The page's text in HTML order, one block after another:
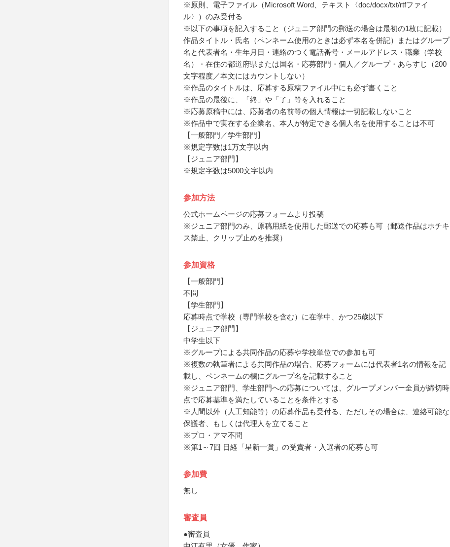
※原則、電子ファイル（Microsoft Word、テキスト〈doc/docx/txt/rtfファイ
ル〉）のみ受付る
※以下の事項を記入すること（ジュニア部門の郵送の場合は最初の1枚に記載）
作品タイトル・氏名（ペンネーム使用のときは必ず本名を併記）またはグループ
名と代表者名・生年月日・連絡のつく電話番号・メールアドレス・職業（学校
名）・在住の都道府県または国名・応募部門・個人／グループ・あらすじ（200
文字程度／本文にはカウントしない）
※作品のタイトルは、応募する原稿ファイル中にも必ず書くこと
※作品の最後に、「終」や「了」等を入れること
※応募原稿中には、応募者の名前等の個人情報は一切記載しないこと
※作品中で実在する企業名、本人が特定できる個人名を使用することは不可
【一般部門／学生部門】
※規定字数は1万文字以内
【ジュニア部門】
※規定字数は5000文字以内
参加方法
公式ホームページの応募フォームより投稿
※ジュニア部門のみ、原稿用紙を使用した郵送での応募も可（郵送作品はホチキ
ス禁止、クリップ止めを推奨）
参加資格
【一般部門】
不問
【学生部門】
応募時点で学校（専門学校を含む）に在学中、かつ25歳以下
【ジュニア部門】
中学生以下
※グループによる共同作品の応募や学校単位での参加も可
※複数の執筆者による共同作品の場合、応募フォームには代表者1名の情報を記
載し、ペンネームの欄にグループ名を記載すること
※ジュニア部門、学生部門への応募については、グループメンバー全員が締切時
点で応募基準を満たしていることを条件とする
※人間以外（人工知能等）の応募作品も受付る、ただしその場合は、連絡可能な
保護者、もしくは代理人を立てること
※プロ・アマ不問
※第1～7回 日経「星新一賞」の受賞者・入選者の応募も可
参加費
無し
審査員
●審査員